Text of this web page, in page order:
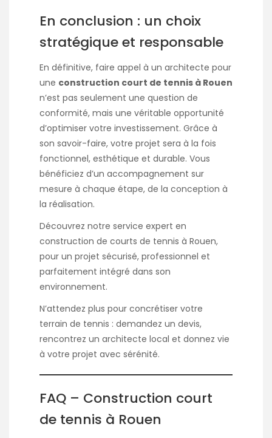
En conclusion : un choix
stratégique et responsable
En définitive, faire appel à un architecte pour
une construction court de tennis à Rouen
n’est pas seulement une question de
conformité, mais une véritable opportunité
d’optimiser votre investissement. Grâce à
son savoir-faire, votre projet sera à la fois
fonctionnel, esthétique et durable. Vous
bénéficiez d’un accompagnement sur
mesure à chaque étape, de la conception à
la réalisation.
Découvrez notre service expert en
construction de courts de tennis à Rouen,
pour un projet sécurisé, professionnel et
parfaitement intégré dans son
environnement.
N’attendez plus pour concrétiser votre
terrain de tennis : demandez un devis,
rencontrez un architecte local et donnez vie
à votre projet avec sérénité.
FAQ – Construction court
de tennis à Rouen